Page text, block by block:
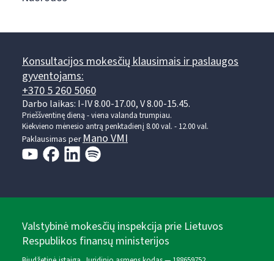
Konsultacijos mokesčių klausimais ir paslaugos
gyventojams:
+370 5 260 5060
Darbo laikas: I-IV 8.00-17.00, V 8.00-15.45.
Prieššventinę dieną - viena valanda trumpiau.
Kiekvieno mėnesio antrą penktadienį 8.00 val. - 12.00 val.
Paklausimas perMano VMI
Valstybinė mokesčių inspekcija prie Lietuvos
Respublikos finansų ministerijos